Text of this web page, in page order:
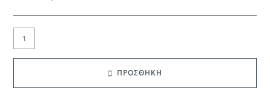
Laboratoires
de
ΠΡΟΣΘΗΚΗ